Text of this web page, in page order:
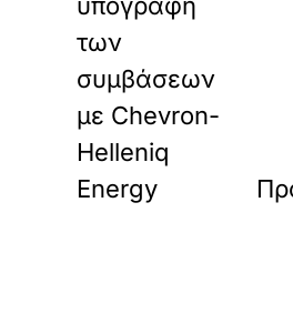
των
συμβάσεων
με Chevron-
Helleniq
Energy